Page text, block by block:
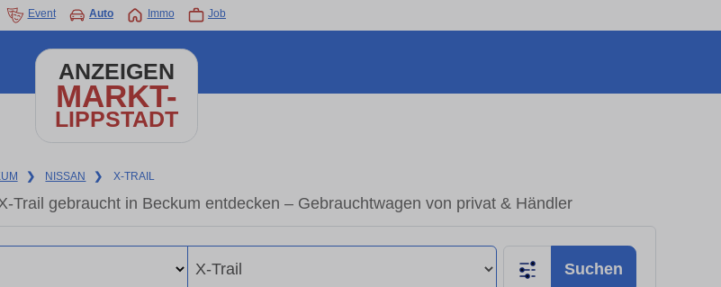
Event Auto Immo Job
ANZEIGEN
MARKT-
LIPPSTADT
❯ NISSAN ❯ X-TRAIL
Trail gebraucht in Beckum entdecken – Gebrauchtwagen von privat & Händler
Suchen